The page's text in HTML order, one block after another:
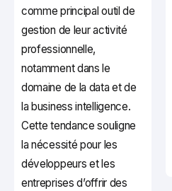
comme principal outil de
gestion de leur activité
professionnelle,
notamment dans le
domaine de la data et de
la business intelligence.
Cette tendance souligne
la nécessité pour les
développeurs et les
entreprises d’offrir des